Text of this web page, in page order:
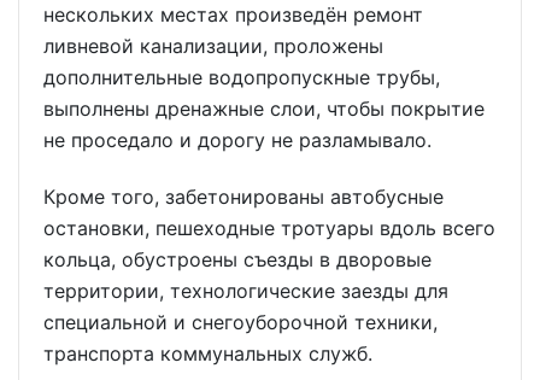
нескольких местах произведён ремонт
ливневой канализации, проложены
дополнительные водопропускные трубы,
выполнены дренажные слои, чтобы покрытие
не проседало и дорогу не разламывало.
Кроме того, забетонированы автобусные
остановки, пешеходные тротуары вдоль всего
кольца, обустроены съезды в дворовые
территории, технологические заезды для
специальной и снегоуборочной техники,
транспорта коммунальных служб.